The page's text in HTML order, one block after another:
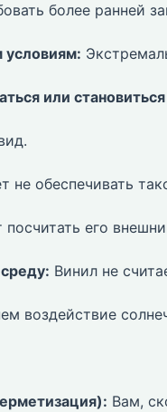
более ранней
условиям:
или
не обеспечивать
его
Винил не
воздействие
Вам,